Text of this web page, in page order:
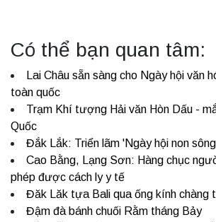
Có thể bạn quan tâm:
Lai Châu sẵn sàng cho Ngày hội văn
toàn quốc
Trạm Khí tượng Hải văn Hòn Dấu -
Quốc
Đắk Lắk: Triển lãm 'Ngày hội non
Cao Bằng, Lạng Sơn: Hàng chục
phép được cách ly y tế
Đăk Lăk tựa Bali qua ống kính chàng
Đậm đà bánh chuối Rằm tháng Bảy